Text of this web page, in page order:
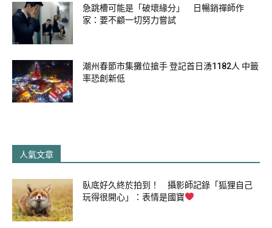
圖片來源：中華航空
急跳槽可能是「破壞緣分」 日暢銷禪師作
家：要不顧一切努力嘗試
潮州春節市集攤位搶手 登記首日湧1182人 中籤
率恐創新低
人氣文章
臥底好久終於拍到！ 攝影師記錄「狐狸自己
玩得很開心」：表情是國寶